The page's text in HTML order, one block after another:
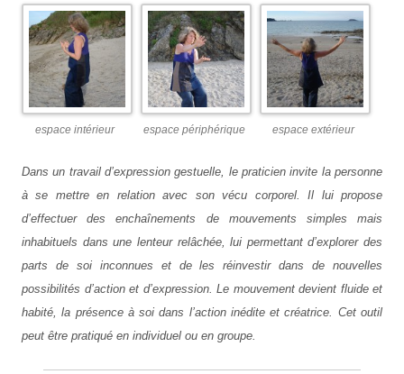
espace intérieur espace périphérique espace extérieur
Dans un travail d’expression gestuelle, le praticien invite la personne
à se mettre en relation avec son vécu corporel. Il lui propose
d’effectuer des enchaînements de mouvements simples mais
inhabituels dans une lenteur relâchée, lui permettant d’explorer des
parts de soi inconnues et de les réinvestir dans de nouvelles
possibilités d’action et d’expression. Le mouvement devient fluide et
habité, la présence à soi dans l’action inédite et créatrice. Cet outil
peut être pratiqué en individuel ou en groupe.